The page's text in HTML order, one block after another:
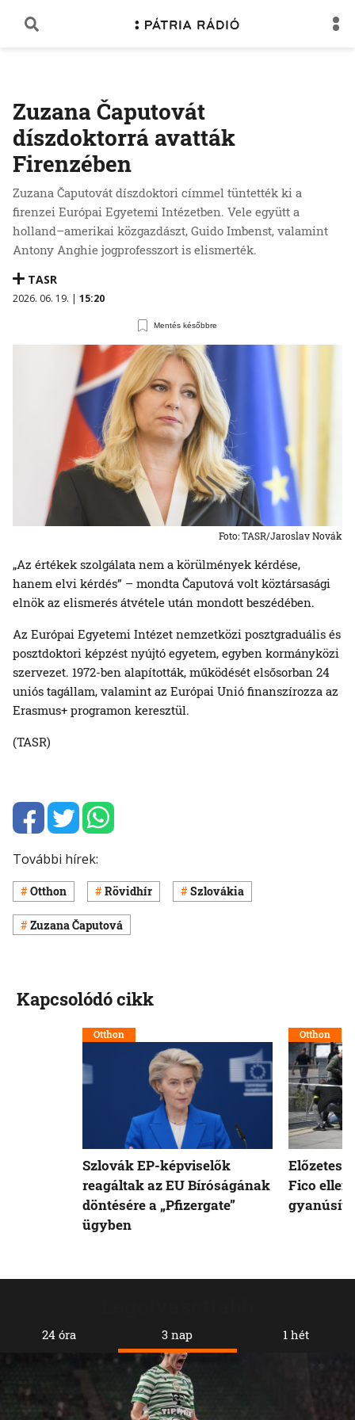
Zuzana Čaputovát
díszdoktorrá avatták
Firenzében
Zuzana Čaputovát díszdoktori címmel tüntették ki a
firenzei Európai Egyetemi Intézetben. Vele együtt a
holland–amerikai közgazdászt, Guido Imbenst, valamint
Antony Anghie jogprofesszort is elismerték.
TASR
2026. 06. 19. | 15:20
Mentés későbbre
Foto: TASR/Jaroslav Novák
„Az értékek szolgálata nem a körülmények kérdése,
hanem elvi kérdés” – mondta Čaputová volt köztársasági
elnök az elismerés átvétele után mondott beszédében.
Az Európai Egyetemi Intézet nemzetközi posztgraduális és
posztdoktori képzést nyújtó egyetem, egyben kormányközi
szervezet. 1972-ben alapították, működését elsősorban 24
uniós tagállam, valamint az Európai Unió finanszírozza az
Erasmus+ programon keresztül.
(TASR)
További hírek:
Otthon Rövidhír Szlovákia
Zuzana Čaputová
24 óra 3 nap 1 hét
Kapcsolódó cikk
Otthon
Szlovák EP-képviselők
reagáltak az EU Bíróságának
döntésére a „Pfizergate”
ügyben
Otthon
Fico